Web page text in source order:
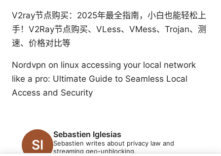
V2ray节点购买：2025年最全指南，小白也能轻松上
手！V2Ray节点购买、VLess、VMess、Trojan、测
速、价格对比等
Nordvpn on linux accessing your local network
like a pro: Ultimate Guide to Seamless Local
Access and Security
Sebastien Iglesias
Sebastien writes about privacy law and
streaming geo-unblocking.